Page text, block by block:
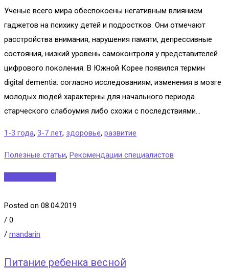
Ученые всего мира обеспокоены негативным влиянием
гаджетов на психику детей и подростков. Они отмечают
расстройства внимания, нарушения памяти, депрессивные
состояния, низкий уровень самоконтроля у представителей
цифрового поколения. В Южной Корее появился термин
digital dementia: согласно исследованиям, изменения в мозге
молодых людей характерны для начального периода
старческого слабоумия либо схожи с последствиями...
1-3 года, 3-7 лет, здоровье, развитие
Полезные статьи, Рекомендации специалистов
Posted on 08.04.2019
/ 0
/ mandarin
Питание ребенка весной